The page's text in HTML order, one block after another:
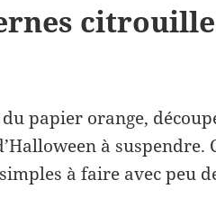
papier orange,
à suspendre.
à faire avec peu